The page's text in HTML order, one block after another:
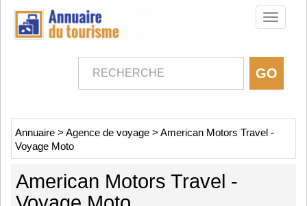
Toggle
Annuaire > Agence de voyage > American Motors Travel -
Voyage Moto
American Motors Travel -